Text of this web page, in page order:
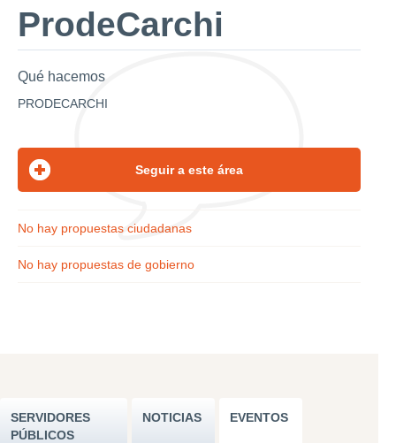
ProdeCarchi
Qué hacemos
PRODECARCHI
No hay propuestas ciudadanas
No hay propuestas de gobierno
SERVIDORES
PÚBLICOS
NOTICIAS EVENTOS